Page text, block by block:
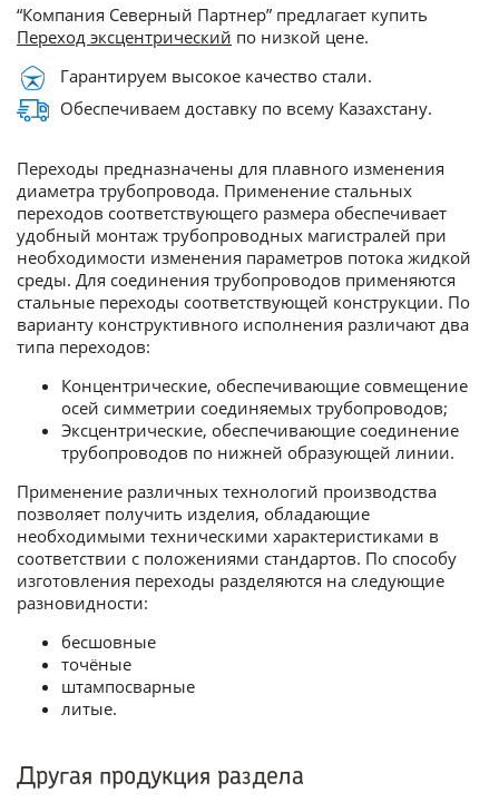
“Компания Северный Партнер” предлагает купить
Переход эксцентрический по низкой цене.
Гарантируем высокое качество стали.
Обеспечиваем доставку по всему Казахстану.
Переходы предназначены для плавного изменения
диаметра трубопровода. Применение стальных
переходов соответствующего размера обеспечивает
удобный монтаж трубопроводных магистралей при
необходимости изменения параметров потока жидкой
среды. Для соединения трубопроводов применяются
стальные переходы соответствующей конструкции. По
варианту конструктивного исполнения различают два
типа переходов:
Концентрические, обеспечивающие совмещение
осей симметрии соединяемых трубопроводов;
Эксцентрические, обеспечивающие соединение
трубопроводов по нижней образующей линии.
Применение различных технологий производства
позволяет получить изделия, обладающие
необходимыми техническими характеристиками в
соответствии с положениями стандартов. По способу
изготовления переходы разделяются на следующие
разновидности:
бесшовные
точёные
штампосварные
литые.
Другая продукция раздела